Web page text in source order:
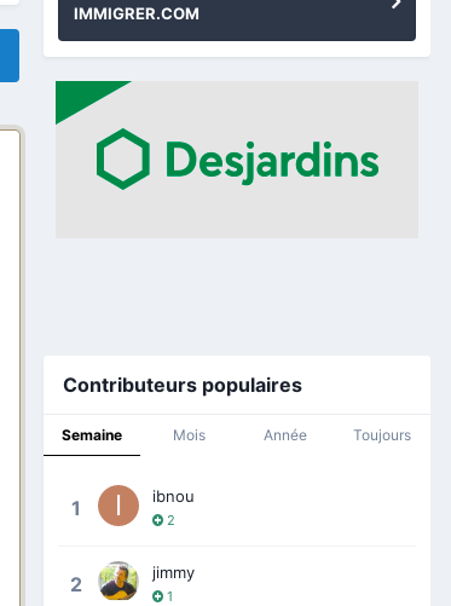
IMMIGRER.COM
Contributeurs populaires
Semaine Mois Année Toujours
1 ibnou
2
2 jimmy
1